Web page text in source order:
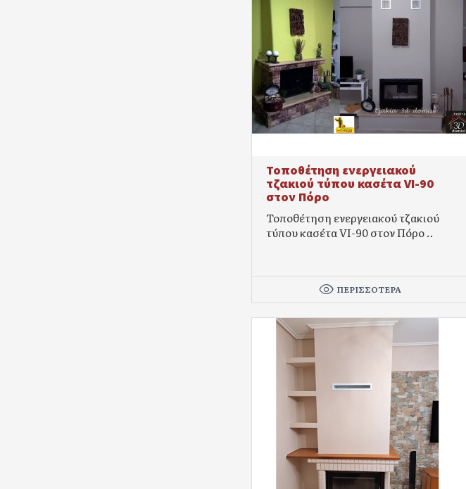
Τοποθέτηση ενεργειακού
τζακιού τύπου κασέτα VI-90
στον Πόρο
Τοποθέτηση ενεργειακού τζακιού
τύπου κασέτα VI-90 στον Πόρο ..
ΠΕΡΙΣΣΌΤΕΡΑ